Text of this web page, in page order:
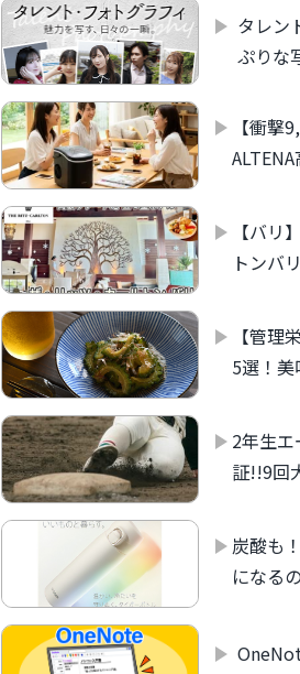
タレン
ぷりな
【衝撃
【バリ
トンバ
【管理
5選！
2年生
証!!9回
炭酸も
になる